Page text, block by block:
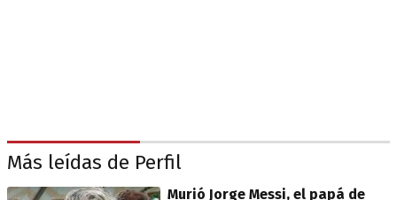
Más leídas de Perfil
Murió Jorge Messi, el papá de